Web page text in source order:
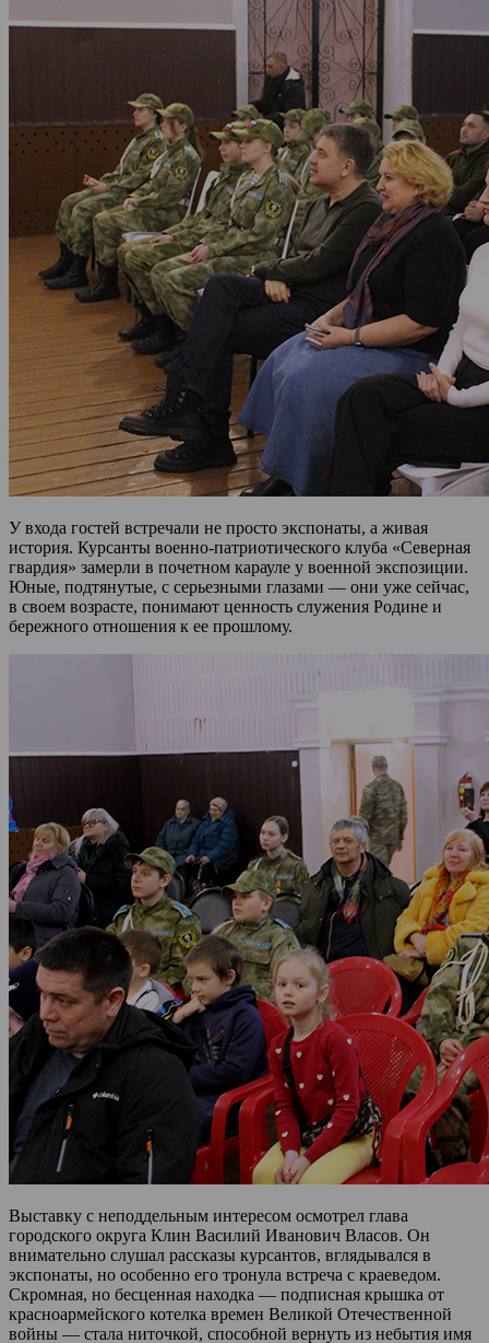
У входа гостей встречали не просто экспонаты, а живая
история. Курсанты военно-патриотического клуба «Северная
гвардия» замерли в почетном карауле у военной экспозиции.
Юные, подтянутые, с серьезными глазами — они уже сейчас,
в своем возрасте, понимают ценность служения Родине и
бережного отношения к ее прошлому.
Выставку с неподдельным интересом осмотрел глава
городского округа Клин Василий Иванович Власов. Он
внимательно слушал рассказы курсантов, вглядывался в
экспонаты, но особенно его тронула встреча с краеведом.
Скромная, но бесценная находка — подписная крышка от
красноармейского котелка времен Великой Отечественной
войны — стала ниточкой, способной вернуть из небытия имя